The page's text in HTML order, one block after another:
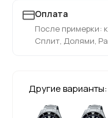
Оплата
После примерки:
Сплит, Долями,
Другие варианты: